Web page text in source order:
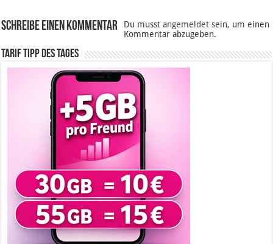
Schreibe einen Kommentar Du musstangemeldet sein, um einen
Kommentar abzugeben.
Tarif Tipp des Tages